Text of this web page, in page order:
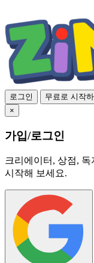
로그인
무료로 시작
×
가입/로그인
크리에이터, 상점,
시작해 보세요.